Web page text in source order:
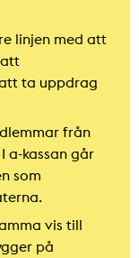
linjen med att
ta uppdrag
från
a-kassan går
som
vis till
på